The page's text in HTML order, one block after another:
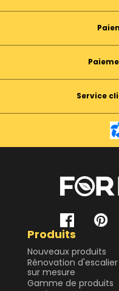
Service
Produits
Nouveaux produits
Rénovation d'escalier
sur mesure
Gamme de produits